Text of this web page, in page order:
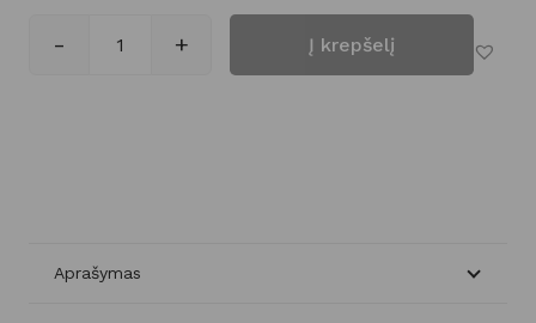
produkto kiekis: BB kremas SPF30+
- + Į krepšelį
Aprašymas